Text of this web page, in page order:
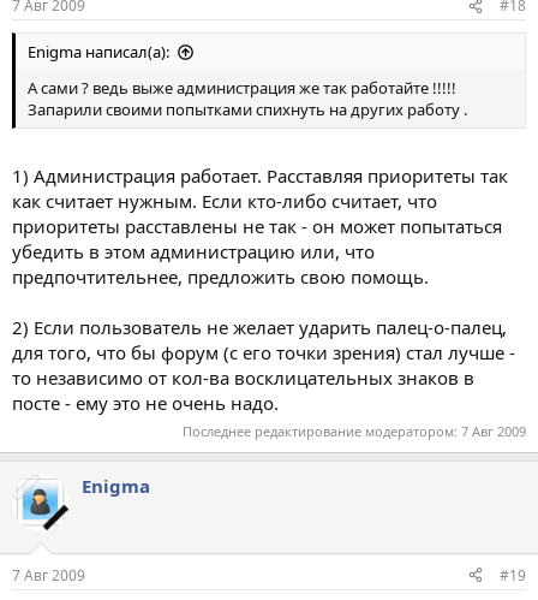
7 Авг 2009 #18
Enigma написал(а):
А сами ? ведь выже администрация же так работайте !!!!!
Запарили своими попытками спихнуть на других работу .
1) Администрация работает. Расставляя приоритеты так
как считает нужным. Если кто-либо считает, что
приоритеты расставлены не так - он может попытаться
убедить в этом администрацию или, что
предпочтительнее, предложить свою помощь.
2) Если пользователь не желает ударить палец-о-палец,
для того, что бы форум (с его точки зрения) стал лучше -
то независимо от кол-ва восклицательных знаков в
посте - ему это не очень надо.
Последнее редактирование модератором: 7 Авг 2009
Enigma
7 Авг 2009 #19